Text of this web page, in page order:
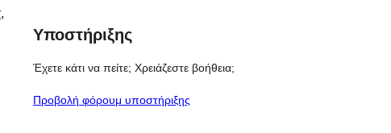
Υποστήριξης
Έχετε κάτι να πείτε; Χρειάζεστε βοήθεια;
Προβολή φόρουμ υποστήριξης